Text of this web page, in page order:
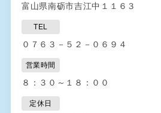
富山県南砺市吉江中１１６３
TEL
０７６３－５２－０６９４
営業時間
８：３０～１８：００
定休日